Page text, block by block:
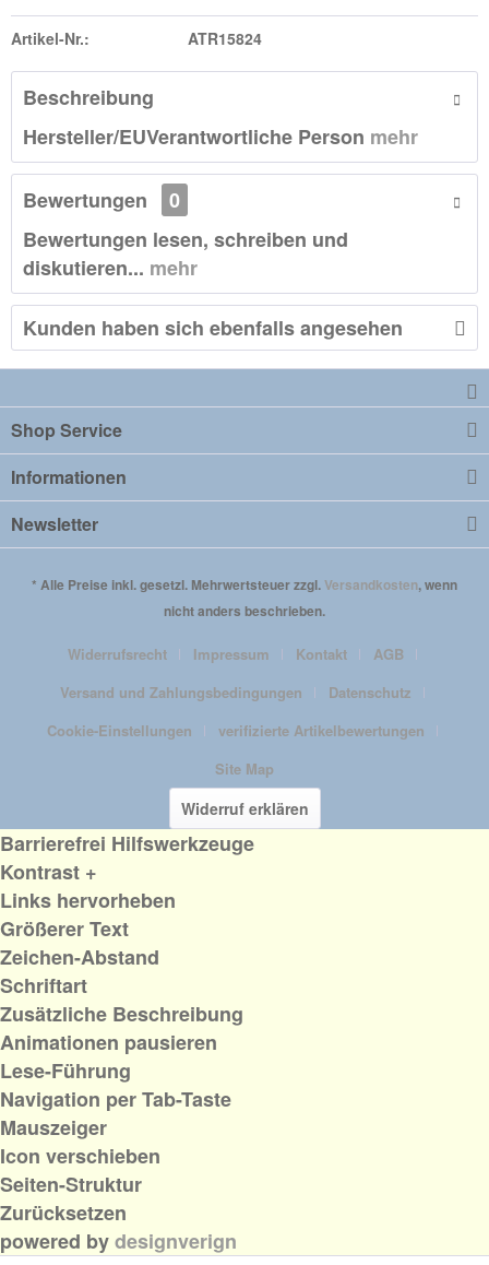
Artikel-Nr.: ATR15824
Beschreibung
Hersteller/EUVerantwortliche Person mehr
Bewertungen
0
Bewertungen lesen, schreiben und
diskutieren... mehr
Kunden haben sich ebenfalls angesehen
Shop Service
Informationen
Newsletter
* Alle Preise inkl. gesetzl. Mehrwertsteuer zzgl.Versandkosten, wenn
nicht anders beschrieben.
Widerrufsrecht Impressum Kontakt
AGB
Versand und Zahlungsbedingungen
Datenschutz
Cookie-Einstellungen
verifizierte Artikelbewertungen
Site Map
Widerruf erklären
Barrierefrei Hilfswerkzeuge
Kontrast +
Links hervorheben
Größerer Text
Zeichen-Abstand
Schriftart
Zusätzliche Beschreibung
Animationen pausieren
Lese-Führung
Navigation per Tab-Taste
Mauszeiger
Icon verschieben
Seiten-Struktur
Zurücksetzen
powered bydesignverign